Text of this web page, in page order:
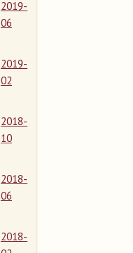
2019-
06
2019-
02
2018-
10
2018-
06
2018-